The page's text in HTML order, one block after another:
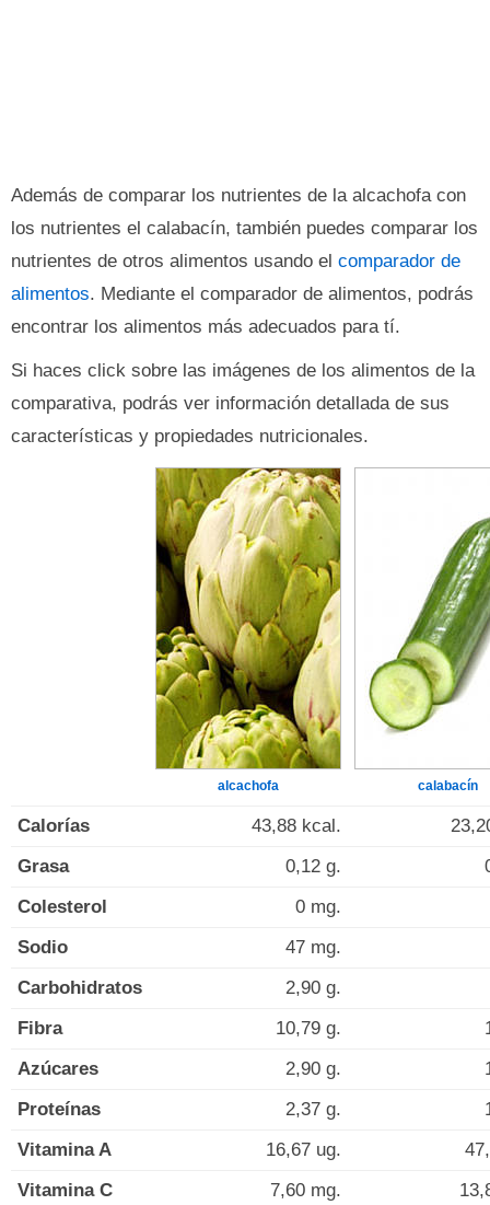
Además de comparar los nutrientes de la alcachofa con
los nutrientes el calabacín, también puedes comparar los
nutrientes de otros alimentos usando el comparador de
alimentos. Mediante el comparador de alimentos, podrás
encontrar los alimentos más adecuados para tí.
Si haces click sobre las imágenes de los alimentos de la
comparativa, podrás ver información detallada de sus
características y propiedades nutricionales.
alcachofa calabacín
Calorías 43,88 kcal.
Grasa
0,12 g.
Colesterol
0 mg.
Sodio
47 mg.
Carbohidratos
2,90 g.
Fibra
10,79 g.
Azúcares
2,90 g.
Proteínas
2,37 g.
Vitamina A
16,67 ug.
Vitamina C
7,60 mg.